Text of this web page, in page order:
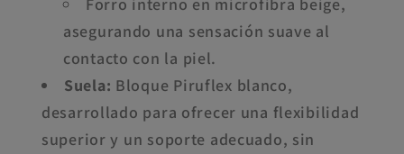
asegurando una sensación suave al
contacto con la piel.
Suela: Bloque Piruflex blanco,
desarrollado para ofrecer una flexibilidad
superior y un soporte adecuado, sin